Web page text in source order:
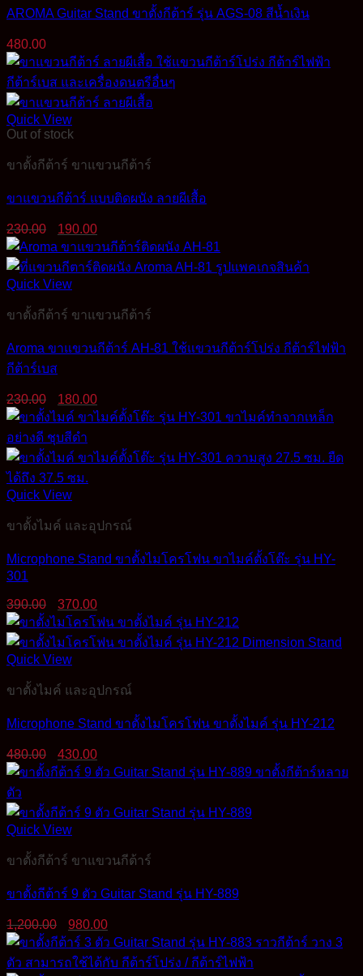
AROMA Guitar Stand ขาตั้งกีต้าร์ รุ่น AGS-08 สีน้ำเงิน
480.00
Quick View
Out of stock
ขาตั้งกีต้าร์ ขาแขวนกีต้าร์
ขาแขวนกีต้าร์ แบบติดผนัง ลายผีเสื้อ
230.00
Original
price
was:
230.00฿.
190.00
price
is:
190.00฿.
Quick View
ขาตั้งกีต้าร์ ขาแขวนกีต้าร์
Aroma ขาแขวนกีต้าร์ AH-81 ใช้แขวนกีต้าร์โปร่ง กีต้าร์ไฟฟ้า
กีต้าร์เบส
230.00
Original
price
was:
230.00฿.
180.00
price
is:
Quick View
ขาตั้งไมค์ และอุปกรณ์
Microphone Stand ขาตั้งไมโครโฟน ขาไมค์ตั้งโต๊ะ รุ่น HY-
301
390.00
Original
price
was:
390.00฿.
370.00
price
is:
370.00฿.
Quick View
ขาตั้งไมค์ และอุปกรณ์
Microphone Stand ขาตั้งไมโครโฟน ขาตั้งไมค์ รุ่น HY-212
480.00
Original
price
was:
430.00
price
is:
Quick View
ขาตั้งกีต้าร์ ขาแขวนกีต้าร์
ขาตั้งกีต้าร์ 9 ตัว Guitar Stand รุ่น HY-889
1,200.00
Original
price
was:
1,200.00฿.
980.00
price
is:
980.00฿.